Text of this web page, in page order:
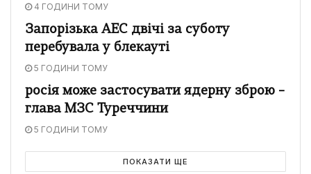
4 ГОДИНИ ТОМУ
Запорізька АЕС двічі за суботу
перебувала у блекауті
5 ГОДИНИ ТОМУ
росія може застосувати ядерну зброю –
глава МЗС Туреччини
5 ГОДИНИ ТОМУ
ПОКАЗАТИ ЩЕ